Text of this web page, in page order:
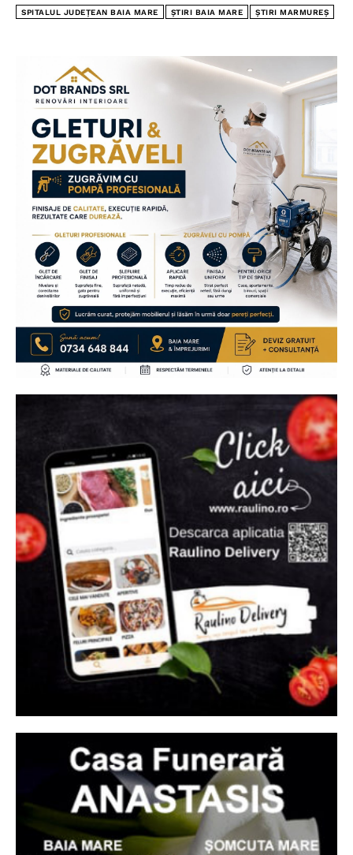
SPITALUL JUDEȚEAN BAIA MARE ȘTIRI BAIA MARE ȘTIRI MARMUREȘ